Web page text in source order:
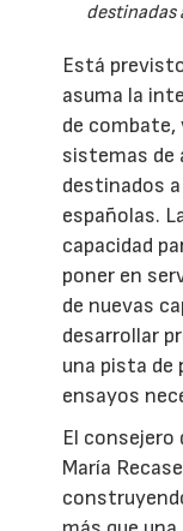
destinadas
Está
asuma la
de
sistemas de
destinados
españolas.
capacidad
poner en
de nuevas
desarrollar
una pista de
ensayos
El consejero
María